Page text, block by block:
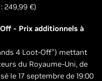
249,99 €)
- Prix additionnels à
4 Loot-Off") mettant
du Royaume-Uni, de
le 17 septembre de 19:00